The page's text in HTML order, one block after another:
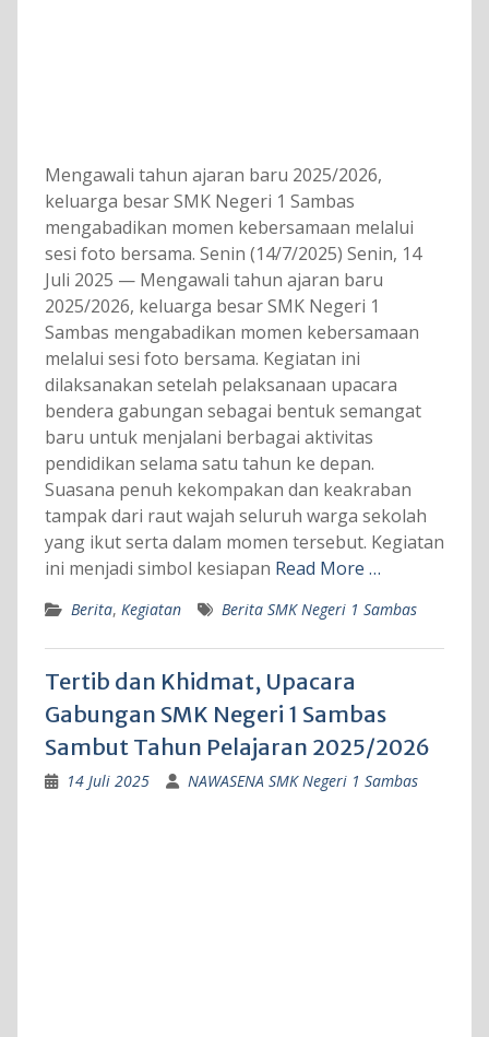
Mengawali tahun ajaran baru 2025/2026,
keluarga besar SMK Negeri 1 Sambas
mengabadikan momen kebersamaan melalui
sesi foto bersama. Senin (14/7/2025) Senin, 14
Juli 2025 — Mengawali tahun ajaran baru
2025/2026, keluarga besar SMK Negeri 1
Sambas mengabadikan momen kebersamaan
melalui sesi foto bersama. Kegiatan ini
dilaksanakan setelah pelaksanaan upacara
bendera gabungan sebagai bentuk semangat
baru untuk menjalani berbagai aktivitas
pendidikan selama satu tahun ke depan.
Suasana penuh kekompakan dan keakraban
tampak dari raut wajah seluruh warga sekolah
yang ikut serta dalam momen tersebut. Kegiatan
ini menjadi simbol kesiapan Read More …
Berita, Kegiatan Berita SMK Negeri 1 Sambas
Tertib dan Khidmat, Upacara
Gabungan SMK Negeri 1 Sambas
Sambut Tahun Pelajaran 2025/2026
14 Juli 2025 NAWASENA SMK Negeri 1 Sambas